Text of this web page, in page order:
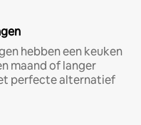
hebben een keuken
maand of langer
perfecte alternatief